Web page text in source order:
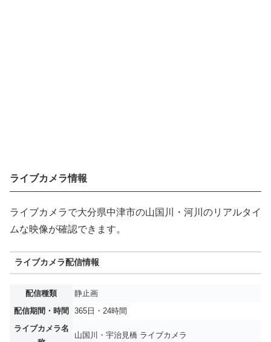
ライブカメラ情報
ライブカメラで大分県中津市の山国川・河川のリアルタイ
ムな映像が確認できます。
ライブカメラ配信情報
配信種類
静止画
配信期間・時間
365日・24時間
ライブカメラ名
山国川・宇治見橋 ライブカメラ